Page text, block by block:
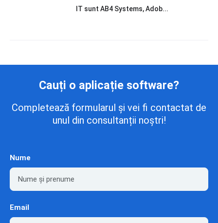
IT sunt AB4 Systems, Adob...
Cauți o aplicație software?
Completează formularul și vei fi contactat de
unul din consultanții noștri!
Nume
Email